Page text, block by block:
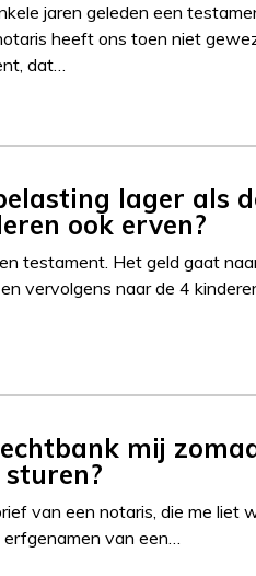
jaren geleden een
heeft ons toen niet
dat…
lager als
ook erven?
testament. Het geld gaat
vervolgens naar de 4
mij
van een notaris, die me liet
van een…